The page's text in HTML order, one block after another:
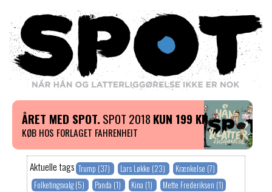
ÅRET MED SPOT.SPOT 2018 KUN 199 KR
KØB HOS FORLAGET FAHRENHEIT
Aktuelle tags Trump (37) Lars Løkke (23)
Krænkelse (7)
Folketingsvalg (5)
Panda (1) Kina (1) Mette Frederiksen (1)